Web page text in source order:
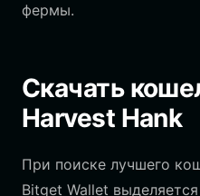
фермы.
Скачать
Harvest Hank
При поиске лучшего
Bitget Wallet